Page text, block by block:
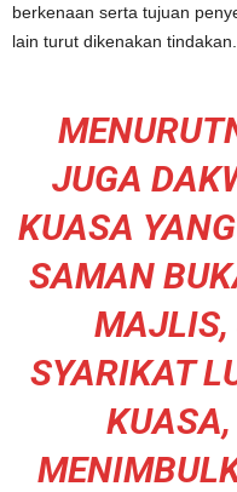
berkenaan serta tujuan
lain turut dikenakan tindakan.
JUGA
KUASA
SAMAN
MAJLIS,
SYARIKAT